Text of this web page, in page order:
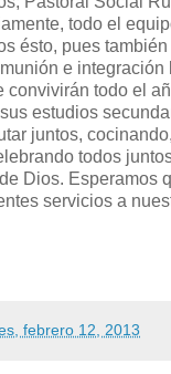
todo el
ésto, pues
e
convivirán todo el
estudios
juntos,
todos
Dios. Esperamos
servicios a
febrero 12, 2013